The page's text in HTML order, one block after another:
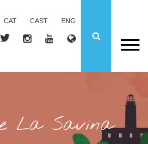
CAT CAST ENG
La Savina